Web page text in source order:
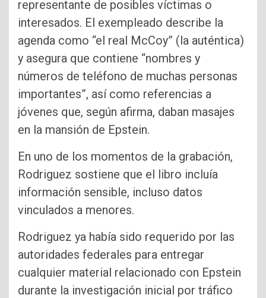
representante de posibles víctimas o
interesados. El exempleado describe la
agenda como “el real McCoy” (la auténtica)
y asegura que contiene “nombres y
números de teléfono de muchas personas
importantes”, así como referencias a
jóvenes que, según afirma, daban masajes
en la mansión de Epstein.
En uno de los momentos de la grabación,
Rodriguez sostiene que el libro incluía
información sensible, incluso datos
vinculados a menores.
Rodriguez ya había sido requerido por las
autoridades federales para entregar
cualquier material relacionado con Epstein
durante la investigación inicial por tráfico